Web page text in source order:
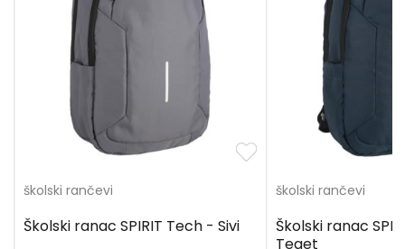
školski rančevi
Školski ranac SPIRIT Tech - Sivi
školski rančevi
Školski ranac
Teget